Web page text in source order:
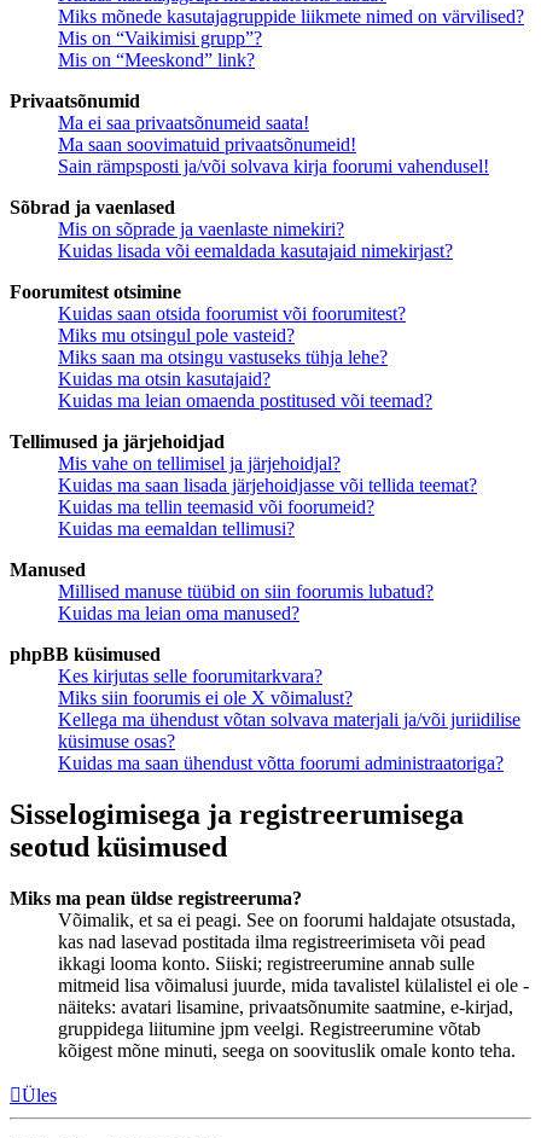
Miks mõnede kasutajagruppide liikmete nimed on värvilised?
Mis on “Vaikimisi grupp”?
Mis on “Meeskond” link?
Privaatsõnumid
Ma ei saa privaatsõnumeid saata!
Ma saan soovimatuid privaatsõnumeid!
Sain rämpsposti ja/või solvava kirja foorumi vahendusel!
Sõbrad ja vaenlased
Mis on sõprade ja vaenlaste nimekiri?
Kuidas lisada või eemaldada kasutajaid nimekirjast?
Foorumitest otsimine
Kuidas saan otsida foorumist või foorumitest?
Miks mu otsingul pole vasteid?
Miks saan ma otsingu vastuseks tühja lehe?
Kuidas ma otsin kasutajaid?
Kuidas ma leian omaenda postitused või teemad?
Tellimused ja järjehoidjad
Mis vahe on tellimisel ja järjehoidjal?
Kuidas ma saan lisada järjehoidjasse või tellida teemat?
Kuidas ma tellin teemasid või foorumeid?
Kuidas ma eemaldan tellimusi?
Manused
Millised manuse tüübid on siin foorumis lubatud?
Kuidas ma leian oma manused?
phpBB küsimused
Kes kirjutas selle foorumitarkvara?
Miks siin foorumis ei ole X võimalust?
Kellega ma ühendust võtan solvava materjali ja/või juriidilise
küsimuse osas?
Kuidas ma saan ühendust võtta foorumi administraatoriga?
Sisselogimisega ja registreerumisega
seotud küsimused
Miks ma pean üldse registreeruma?
Võimalik, et sa ei peagi. See on foorumi haldajate otsustada,
kas nad lasevad postitada ilma registreerimiseta või pead
ikkagi looma konto. Siiski; registreerumine annab sulle
mitmeid lisa võimalusi juurde, mida tavalistel külalistel ei ole -
näiteks: avatari lisamine, privaatsõnumite saatmine, e-kirjad,
gruppidega liitumine jpm veelgi. Registreerumine võtab
kõigest mõne minuti, seega on soovituslik omale konto teha.
Üles